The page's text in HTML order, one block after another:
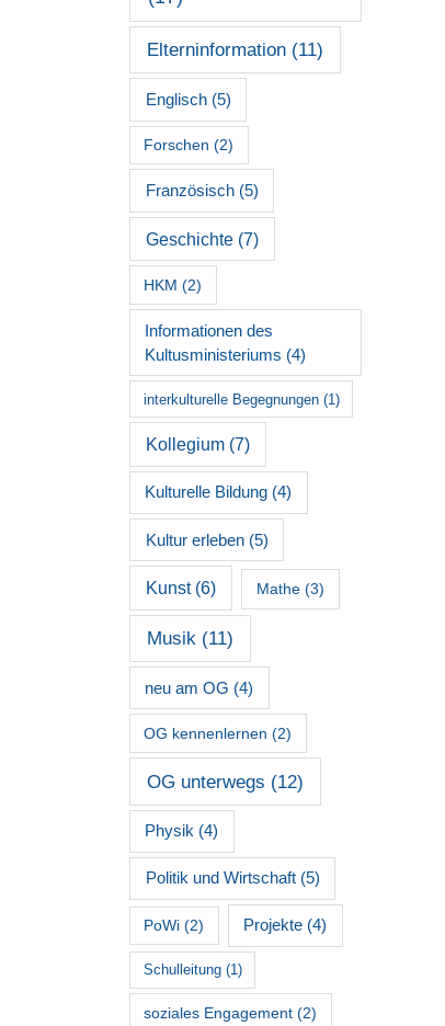
Elterninformation (11)
Englisch(5)
Forschen (2)
Französisch(5)
Geschichte (7)
HKM (2)
Informationen des
Kultusministeriums (4)
interkulturelle Begegnungen(1)
Kollegium (7)
Kulturelle Bildung (4)
Kultur erleben(5)
Kunst(6) Mathe (3)
Musik (11)
neu am OG (4)
OG kennenlernen (2)
OG unterwegs (12)
Physik (4)
Politik und Wirtschaft(5)
PoWi (2) Projekte (4)
Schulleitung(1)
soziales Engagement (2)